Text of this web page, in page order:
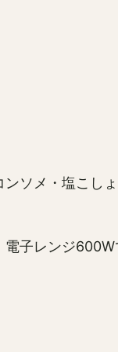
ソメ・塩こし
子レンジ600W